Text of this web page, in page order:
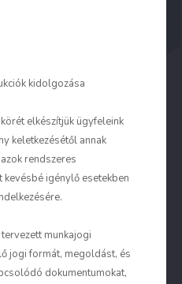
kidolgozása
elkészítjük ügyfeleink
keletkezésétől annak
rendszeres
igénylő esetekben
munkajogi
jogi formát, megoldást, és
dokumentumokat,